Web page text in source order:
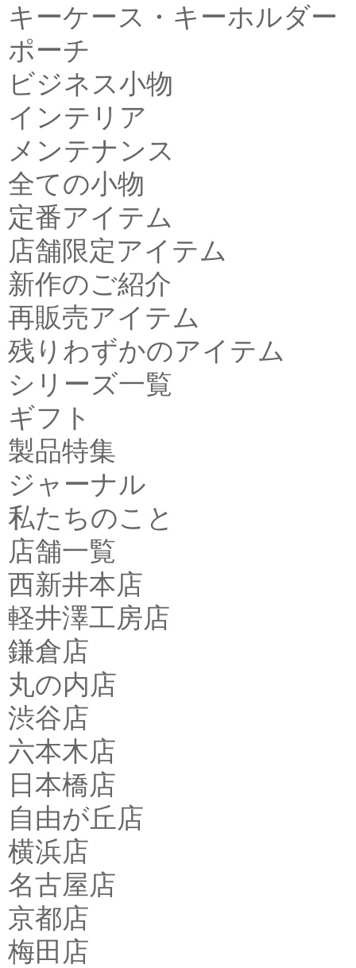
キーケース・キーホルダー
ポーチ
ビジネス小物
インテリア
メンテナンス
全ての小物
定番アイテム
店舗限定アイテム
新作のご紹介
再販売アイテム
残りわずかのアイテム
シリーズ一覧
ギフト
製品特集
ジャーナル
私たちのこと
店舗一覧
西新井本店
軽井澤工房店
鎌倉店
丸の内店
渋谷店
六本木店
日本橋店
自由が丘店
横浜店
名古屋店
京都店
梅田店